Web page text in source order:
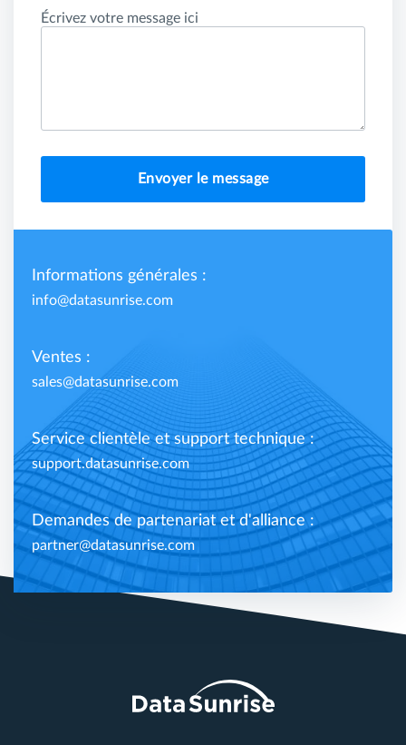
Écrivez votre message ici
Envoyer le message
Informations générales :
info@datasunrise.com
Ventes :
sales@datasunrise.com
Service clientèle et support technique :
support.datasunrise.com
Demandes de partenariat et d'alliance :
partner@datasunrise.com